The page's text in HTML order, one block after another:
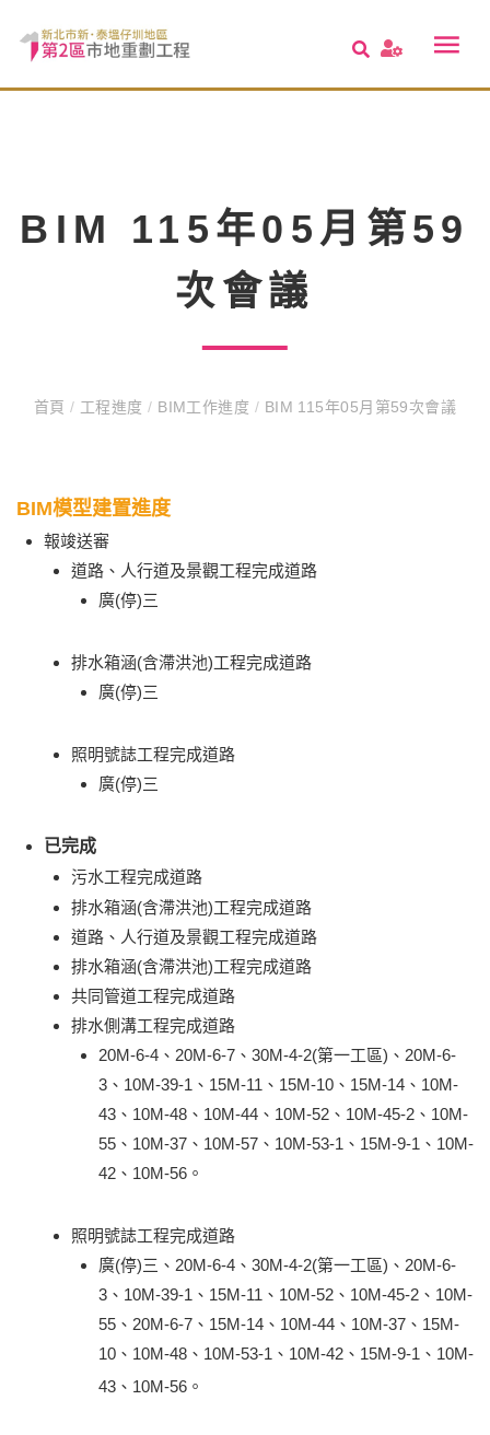
BIM 115年05月第59
次會議
首頁/ 工程進度/ BIM工作進度 / BIM 115年05月第59次會議
BIM模型建置進度
報竣送審
道路、人行道及景觀工程完成道路
廣(停)三
排水箱涵(含滯洪池)工程完成道路
廣(停)三
照明號誌工程完成道路
廣(停)三
已完成
污水工程完成道路
排水箱涵(含滯洪池)工程完成道路
道路、人行道及景觀工程完成道路
排水箱涵(含滯洪池)工程完成道路
共同管道工程完成道路
排水側溝工程完成道路
20M-6-4、20M-6-7、30M-4-2(第一工區)、20M-6-
3、10M-39-1、15M-11、15M-10、15M-14、10M-
43、10M-48、10M-44、10M-52、10M-45-2、10M-
55、10M-37、10M-57、10M-53-1、15M-9-1、10M-
42、10M-56。
照明號誌工程完成道路
廣(停)三、20M-6-4、30M-4-2(第一工區)、20M-6-
3、10M-39-1、15M-11、10M-52、10M-45-2、10M-
55、20M-6-7、15M-14、10M-44、10M-37、15M-
10、10M-48、10M-53-1、10M-42、15M-9-1、10M-
43、10M-56。